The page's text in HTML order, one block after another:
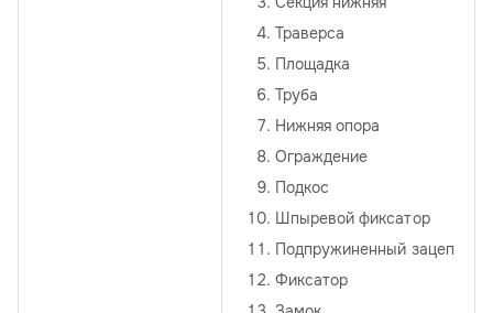
Траверса
Площадка
Труба
Нижняя опора
Ограждение
Подкос
Шпыревой фиксатор
Подпружиненный зацеп
Фиксатор